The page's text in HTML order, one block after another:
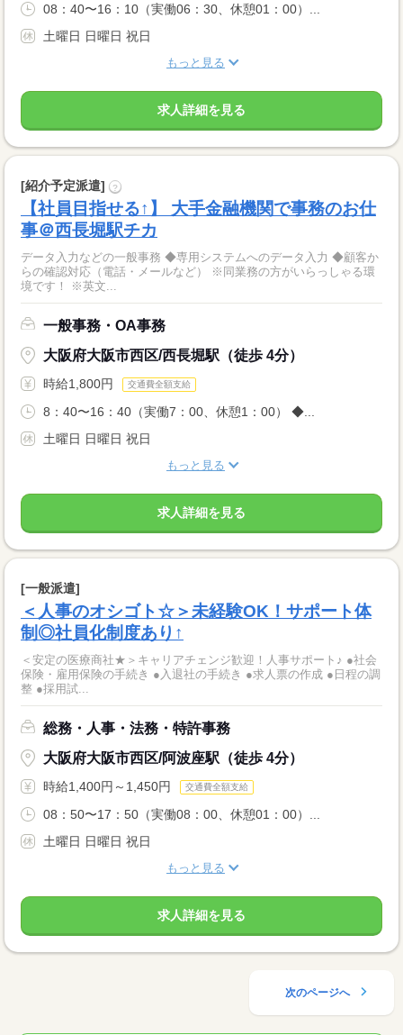
08：40〜16：10（実働06：30、休憩01：00）...
土曜日 日曜日 祝日
もっと見る
求人詳細を見る
[紹介予定派遣] ?
【社員目指せる↑】 大手金融機関で事務のお仕
事＠西長堀駅チカ
データ入力などの一般事務 ◆専用システムへのデータ入力 ◆顧客か
らの確認対応（電話・メールなど） ※同業務の方がいらっしゃる環
境です！ ※英文...
一般事務・OA事務
大阪府大阪市西区/西長堀駅（徒歩 4分）
時給1,800円 交通費全額支給
8：40〜16：40（実働7：00、休憩1：00） ◆...
土曜日 日曜日 祝日
もっと見る
求人詳細を見る
[一般派遣]
＜人事のオシゴト☆＞未経験OK！サポート体
制◎社員化制度あり↑
＜安定の医療商社★＞キャリアチェンジ歓迎！人事サポート♪ ●社会
保険・雇用保険の手続き ●入退社の手続き ●求人票の作成 ●日程の調
整 ●採用試...
総務・人事・法務・特許事務
大阪府大阪市西区/阿波座駅（徒歩 4分）
時給1,400円～1,450円 交通費全額支給
08：50〜17：50（実働08：00、休憩01：00）...
土曜日 日曜日 祝日
もっと見る
求人詳細を見る
次のページへ